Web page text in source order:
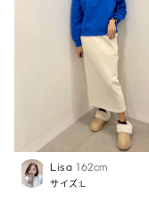
Lisa 162cm
サイズ:L